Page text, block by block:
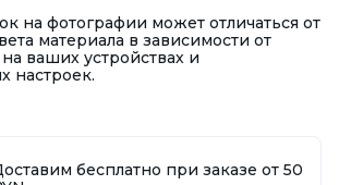
на фотографии может отличаться от
материала в зависимости от
ваших устройствах и
настроек.
бесплатно при заказе от 50